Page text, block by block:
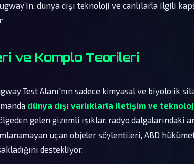
dünya dışı teknoloji ve canlılarla ilgili
ve Komplo Teorileri
Test Alanı'nın sadece kimyasal ve biyolojik
dünya dışı varlıklarla iletişim ve
gelen gizemli ışıklar, radyo dalgalarındaki
uçan objeler söylentileri, ABD
destekliyor.